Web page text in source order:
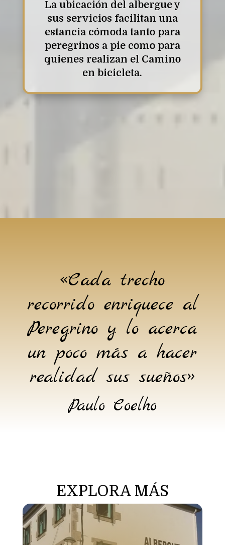
La ubicación del albergue y
sus servicios facilitan una
estancia cómoda tanto para
peregrinos a pie como para
quienes realizan el Camino
en bicicleta.
«Cada trecho
recorrido enriquece al
Peregrino y lo acerca
un poco más a hacer
realidad sus sueños»
Paulo Coelho
EXPLORA MÁS